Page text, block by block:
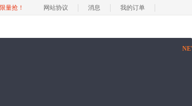
量抢！ 网站协议 消息 我的订单